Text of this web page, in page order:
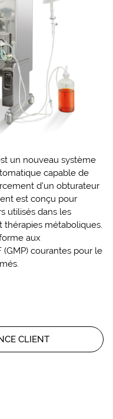
un nouveau système
capable de
d’un obturateur
est conçu pour
utilisés dans les
thérapies métaboliques.
aux
courantes pour le
CLIENT